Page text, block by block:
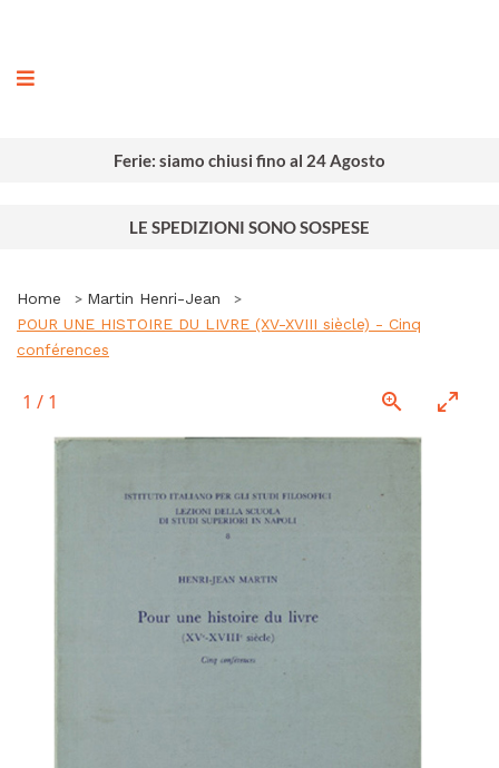
Ferie: siamo chiusi fino al 24 Agosto
LE SPEDIZIONI SONO SOSPESE
Home
Martin Henri-Jean
POUR UNE HISTOIRE DU LIVRE (XV-XVIII siècle) - Cinq
conférences
1 / 1